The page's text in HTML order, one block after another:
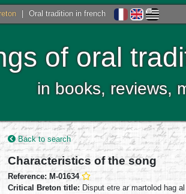
Oral tradition in french
of oral
in books, reviews,
Back to search
Characteristics of the song
Reference: M-01634
Critical Breton title: Disput etre ar martolod hag